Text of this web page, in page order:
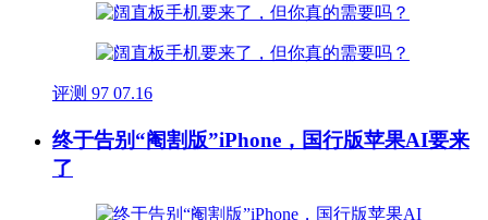
评测 97 07.16
终于告别“阉割版”iPhone，国行版苹果AI要来
了